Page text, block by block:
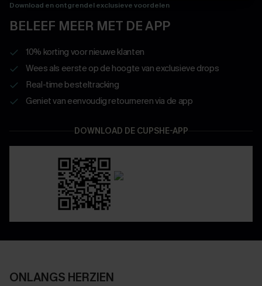
Download en ontgrendel exclusieve voordelen
BELEEF MEER MET DE APP
10% korting voor nieuwe klanten
Wees als eerste op de hoogte van exclusieve drops
Real-time besteltracking
Geniet van eenvoudig retourneren via de app
DOWNLOAD DE CUPSHE-APP
ONLANGS HERZIEN